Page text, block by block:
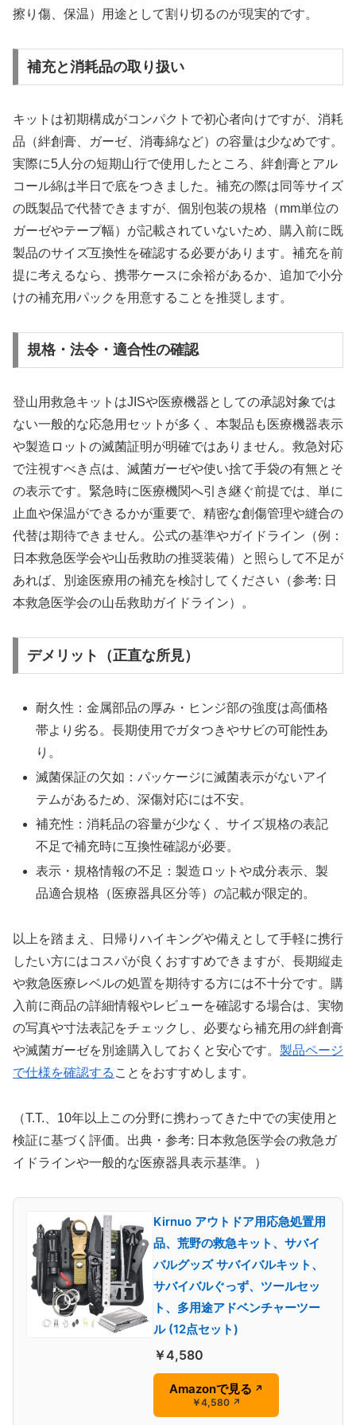
擦り傷、保温）用途として割り切るのが現実的です。
補充と消耗品の取り扱い
キットは初期構成がコンパクトで初心者向けですが、消耗
品（絆創膏、ガーゼ、消毒綿など）の容量は少なめです。
実際に5人分の短期山行で使用したところ、絆創膏とアル
コール綿は半日で底をつきました。補充の際は同等サイズ
の既製品で代替できますが、個別包装の規格（mm単位の
ガーゼやテープ幅）が記載されていないため、購入前に既
製品のサイズ互換性を確認する必要があります。補充を前
提に考えるなら、携帯ケースに余裕があるか、追加で小分
けの補充用パックを用意することを推奨します。
規格・法令・適合性の確認
登山用救急キットはJISや医療機器としての承認対象では
ない一般的な応急用セットが多く、本製品も医療機器表示
や製造ロットの滅菌証明が明確ではありません。救急対応
で注視すべき点は、滅菌ガーゼや使い捨て手袋の有無とそ
の表示です。緊急時に医療機関へ引き継ぐ前提では、単に
止血や保温ができるかが重要で、精密な創傷管理や縫合の
代替は期待できません。公式の基準やガイドライン（例：
日本救急医学会や山岳救助の推奨装備）と照らして不足が
あれば、別途医療用の補充を検討してください（参考: 日
本救急医学会の山岳救助ガイドライン）。
デメリット（正直な所見）
耐久性：金属部品の厚み・ヒンジ部の強度は高価格
帯より劣る。長期使用でガタつきやサビの可能性あ
り。
滅菌保証の欠如：パッケージに滅菌表示がないアイ
テムがあるため、深傷対応には不安。
補充性：消耗品の容量が少なく、サイズ規格の表記
不足で補充時に互換性確認が必要。
表示・規格情報の不足：製造ロットや成分表示、製
品適合規格（医療器具区分等）の記載が限定的。
以上を踏まえ、日帰りハイキングや備えとして手軽に携行
したい方にはコスパが良くおすすめできますが、長期縦走
や救急医療レベルの処置を期待する方には不十分です。購
入前に商品の詳細情報やレビューを確認する場合は、実物
の写真や寸法表記をチェックし、必要なら補充用の絆創膏
や滅菌ガーゼを別途購入しておくと安心です。 製品ページ
で仕様を確認する ことをおすすめします。
（T.T.、10年以上この分野に携わってきた中での実使用と
検証に基づく評価。出典・参考: 日本救急医学会の救急ガ
イドラインや一般的な医療器具表示基準。）
Kirnuo アウトドア用応急処置用
品、荒野の救急キット、サバイ
バルグッズ サバイバルキット、
サバイバルぐっず、ツールセッ
ト、多用途アドベンチャーツー
ル (12点セット)
￥4,580
Amazonで見る ↗
￥4,580 ↗